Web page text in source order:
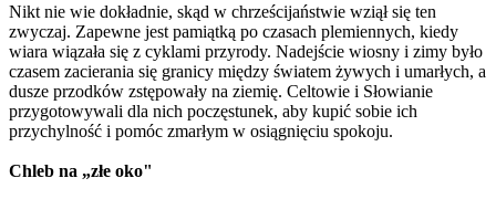
Nikt nie wie dokładnie, skąd w chrześcijaństwie wziął się ten
zwyczaj. Zapewne jest pamiątką po czasach plemiennych, kiedy
wiara wiązała się z cyklami przyrody. Nadejście wiosny i zimy było
czasem zacierania się granicy między światem żywych i umarłych, a
dusze przodków zstępowały na ziemię. Celtowie i Słowianie
przygotowywali dla nich poczęstunek, aby kupić sobie ich
przychylność i pomóc zmarłym w osiągnięciu spokoju.
Chleb na „złe oko"